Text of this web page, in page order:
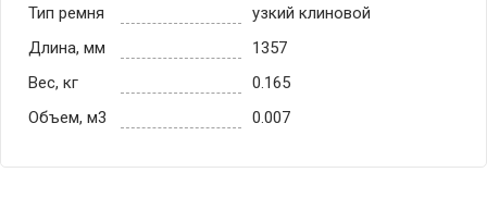
Тип ремня
узкий клиновой
Длина, мм
1357
Вес, кг
0.165
Объем, м3
0.007